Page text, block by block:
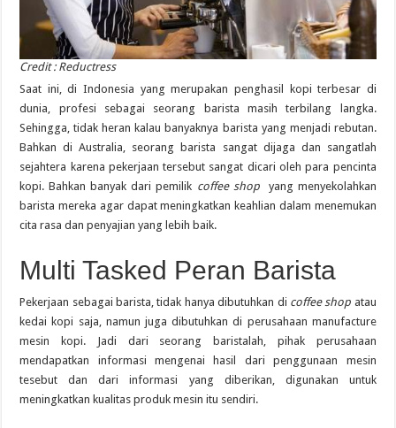
Credit : Reductress
Saat ini, di Indonesia yang merupakan penghasil kopi terbesar di
dunia, profesi sebagai seorang barista masih terbilang langka.
Sehingga, tidak heran kalau banyaknya barista yang menjadi rebutan.
Bahkan di Australia, seorang barista sangat dijaga dan sangatlah
sejahtera karena pekerjaan tersebut sangat dicari oleh para pencinta
kopi. Bahkan banyak dari pemilik coffee shop
yang menyekolahkan
barista mereka agar dapat meningkatkan keahlian dalam menemukan
cita rasa dan penyajian yang lebih baik.
Multi Tasked Peran Barista
Pekerjaan sebagai barista, tidak hanya dibutuhkan di coffee shop atau
kedai kopi saja, namun juga dibutuhkan di perusahaan manufacture
mesin kopi. Jadi dari seorang baristalah, pihak perusahaan
mendapatkan informasi mengenai hasil dari penggunaan mesin
tesebut dan dari informasi yang diberikan, digunakan untuk
meningkatkan kualitas produk mesin itu sendiri.